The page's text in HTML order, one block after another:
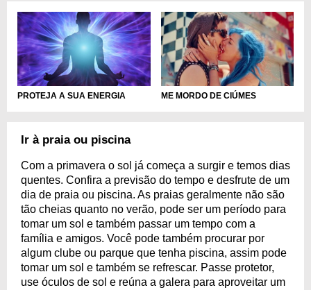
PROTEJA A SUA ENERGIA ME MORDO DE CIÚMES
Ir à praia ou piscina
Com a primavera o sol já começa a surgir e temos dias
quentes. Confira a previsão do tempo e desfrute de um
dia de praia ou piscina. As praias geralmente não são
tão cheias quanto no verão, pode ser um período para
tomar um sol e também passar um tempo com a
família e amigos. Você pode também procurar por
algum clube ou parque que tenha piscina, assim pode
tomar um sol e também se refrescar. Passe protetor,
use óculos de sol e reúna a galera para aproveitar um